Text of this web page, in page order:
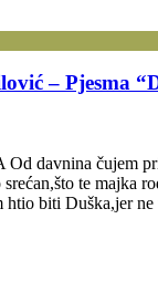
– Pjesma
davnina čujem
te majka
htio biti Duška,jer